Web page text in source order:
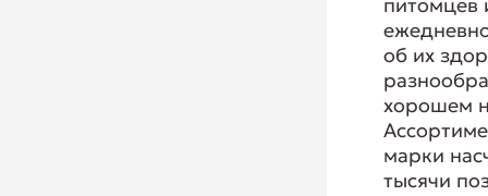
об их
хорошем
марки
тысячи